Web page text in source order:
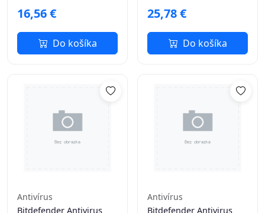
16,56 €
Do košíka
25,78 €
Do košíka
Antivírus
Bitdefender Antivirus
Antivírus
Bitdefender Antivirus